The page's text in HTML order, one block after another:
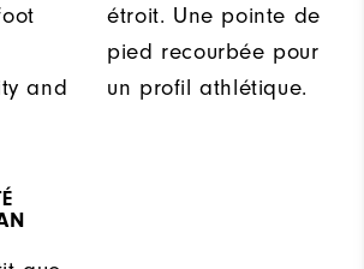
and
étroit. Une pointe de
pied recourbée pour
un profil athlétique.